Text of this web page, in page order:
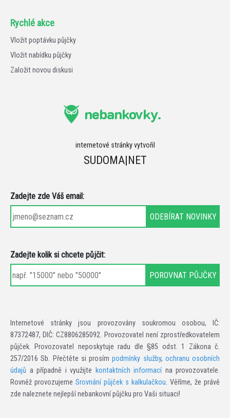
Rychlé akce
Vložit poptávku půjčky
Vložit nabídku půjčky
Založit novou diskusi
nebankovky.
internetové stránky vytvořil
SUDOMA|NET
Zadejte zde Váš email:
Zadejte kolik si chcete půjčit:
Internetové stránky jsou provozovány soukromou osobou, IČ:
87372487, DIČ: CZ8806285092. Provozovatel není zprostředkovatelem
půjček. Provozovatel neposkytuje radu dle §85 odst. 1 Zákona č.
257/2016 Sb. Přečtěte si prosímpodmínky služby, ochranu osobních
údajů a případně i využijte kontaktních informací na provozovatele.
Rovněž provozujeme Srovnání půjček s kalkulačkou. Věříme, že právě
zde naleznete nejlepší nebankovní půjčku pro Vaši situaci!